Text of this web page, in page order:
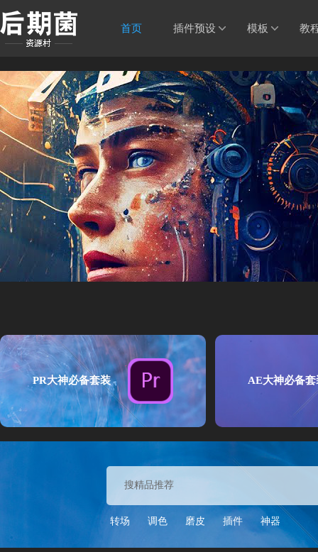
首页 插件预设 模板 教
PR大神必备套装 AE大神必备套
转场 调色 磨皮 插件 神器